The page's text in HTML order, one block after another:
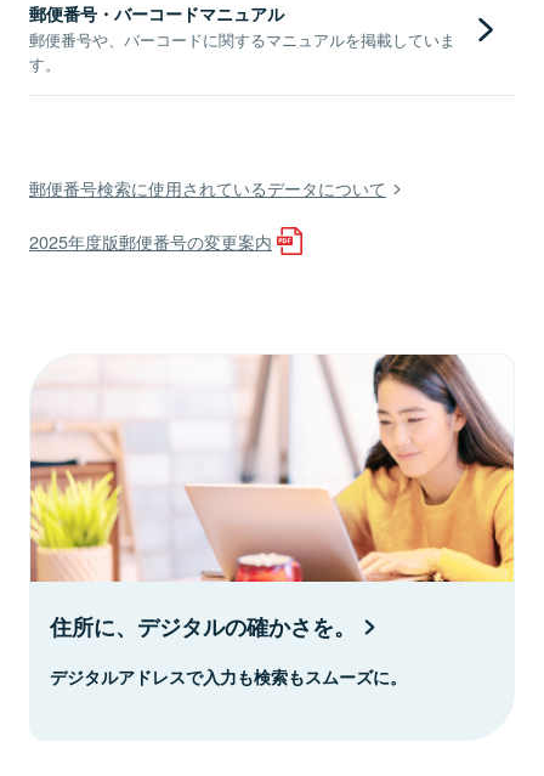
郵便番号・バーコードマニュアル
郵便番号や、バーコードに関するマニュアルを掲載していま
す。
郵便番号検索に使用されているデータについて
2025年度版郵便番号の変更案内
住所に、デジタルの確かさを。
デジタルアドレスで入力も検索もスムーズに。